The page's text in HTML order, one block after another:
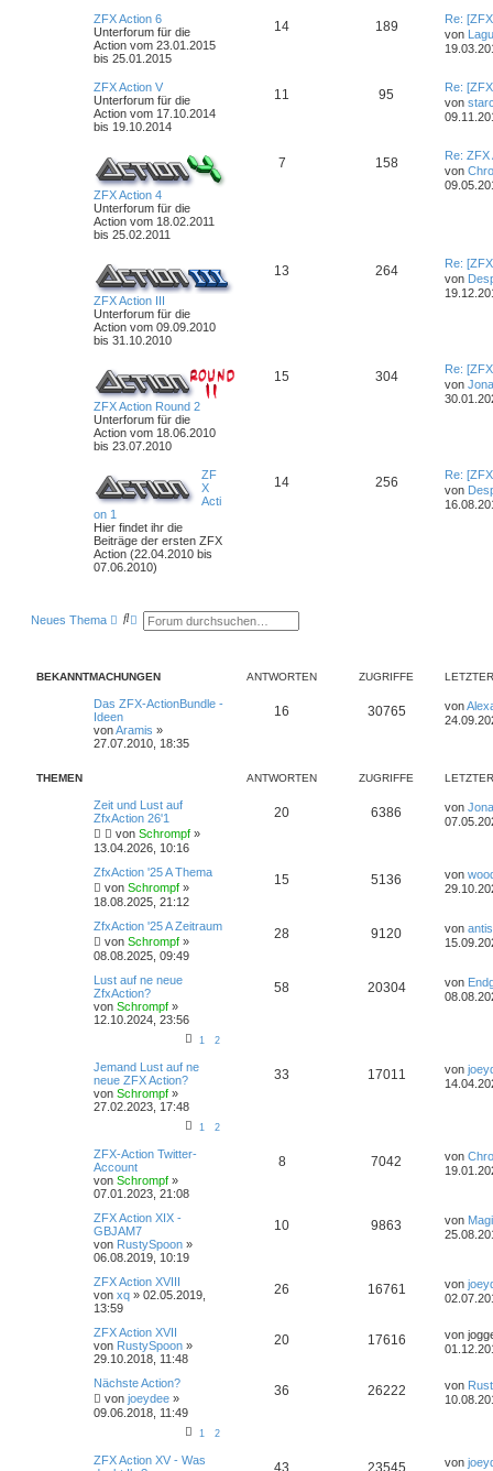
ZFX Action 6
Unterforum für die
Action vom 23.01.2015
bis 25.01.2015
14 189
Re:
von
ZFX Action V
Unterforum für die
Action vom 17.10.2014
bis 19.10.2014
11 95
Re:
von
ZFX Action 4
Unterforum für die
Action vom 18.02.2011
bis 25.02.2011
7 158
Re:
von
ZFX Action III
Unterforum für die
Action vom 09.09.2010
bis 31.10.2010
13 264
Re:
von
ZFX Action Round 2
Unterforum für die
Action vom 18.06.2010
bis 23.07.2010
15 304
Re:
von
ZF
X
Acti
on 1
Hier findet ihr die
Beiträge der ersten ZFX
Action (22.04.2010 bis
07.06.2010)
14 256
Re:
von
Neues Thema
S E
t
r
e
S
e
BEKANNTMACHUNGEN ANTWORTEN ZUGRIFFE
Das ZFX-ActionBundle -
Ideen
vonAramis »
27.07.2010, 18:35
16 30765 von
THEMEN ANTWORTEN ZUGRIFFE
Zeit und Lust auf
ZfxAction 26'1
von Schrompf »
13.04.2026, 10:16
20 6386 von
ZfxAction '25 A Thema
von Schrompf »
18.08.2025, 21:12
15 5136 von
ZfxAction '25 A Zeitraum
von Schrompf »
08.08.2025, 09:49
28 9120 von
Lust auf ne neue
ZfxAction?
von Schrompf »
12.10.2024, 23:56
1 2
58 20304 von
Jemand Lust auf ne
neue ZFX Action?
von Schrompf »
27.02.2023, 17:48
1 2
33 17011 von
ZFX-Action Twitter-
Account
von Schrompf »
07.01.2023, 21:08
8 7042 von
ZFX Action XIX -
GBJAM7
von RustySpoon »
06.08.2019, 10:19
10 9863 von
ZFX Action XVIII
von xq » 02.05.2019,
13:59
26 16761 von
ZFX Action XVII
von RustySpoon »
29.10.2018, 11:48
20 17616 von
Nächste Action?
von joeydee »
09.06.2018, 11:49
1 2
36 26222 von
ZFX Action XV - Was
von